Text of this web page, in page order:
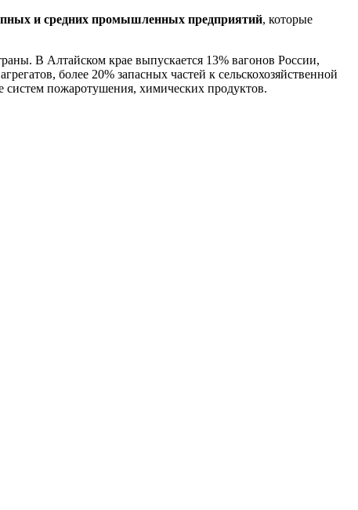
и средних промышленных предприятий, которые
В Алтайском крае выпускается 13% вагонов России,
более 20% запасных частей к сельскохозяйственной
систем пожаротушения, химических продуктов.